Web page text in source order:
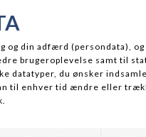
der reducerer behovet for
stofrester og plastflasker.
fabrik